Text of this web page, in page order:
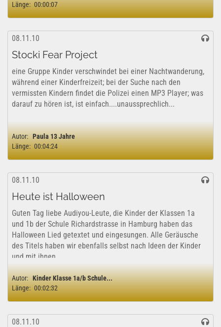
Länge: 00:00:07
08.11.10
Stocki Fear Project
eine Gruppe Kinder verschwindet bei einer Nachtwanderung,
während einer Kinderfreizeit; bei der Suche nach den
vermissten Kindern findet die Polizei einen MP3 Player; was
darauf zu hören ist, ist einfach....unaussprechlich...
Autor: Paula 13 Jahre
Länge: 00:04:24
08.11.10
Heute ist Halloween
Guten Tag liebe Audiyou-Leute, die Kinder der Klassen 1a
und 1b der Schule Richardstrasse in Hamburg haben das
Halloween Lied getextet und eingesungen. Alle Geräusche
des Titels haben wir ebenfalls selbst nach Ideen der Kinder
und mit ihnen...
Autor: Kinder Klasse 1a/b Schule...
Länge: 00:02:32
08.11.10